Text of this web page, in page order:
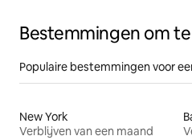
Bestemmingen om
Populaire bestemmingen voor
New York
Verblijven van een maand